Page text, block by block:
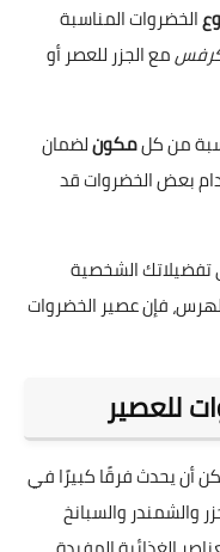
الخضروات المناسبة
مع الجزر للعصر أو
من كلمكونلضمان
بعض الخضروات قد
تفضيلاتك الشخصية
فإن عصير الخضروات
للعصير
أن يحدث فرقًا كبيرًا في
والشمندر والسبانخ